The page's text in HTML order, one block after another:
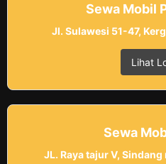
Sewa Mobil
Jl. Sulawesi 51-47,
Lihat
Sewa
JL. Raya tajur V,